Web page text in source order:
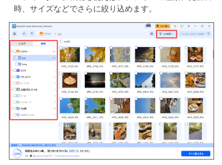
時、サイズなどでさらに絞り込めます。